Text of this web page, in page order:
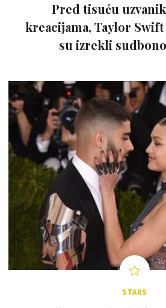
Pred tisuću
kreacijama, Taylor
su izrekli
STARS